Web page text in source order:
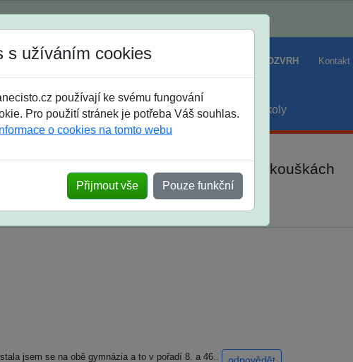
Jak si vybrat ROZVRH Kontakt
třída střední maturanti soutěže prázdniny školy
ohlasy po skutečných přijímacích zkouškách
s užíváním cookies
používají ke svému fungování
Pro použití stránek je potřeba Váš souhlas.
o cookies na tomto webu
Přijmout vše Pouze funkční
jsem se na obě gymnázia a to v pořadí 8. a 46..